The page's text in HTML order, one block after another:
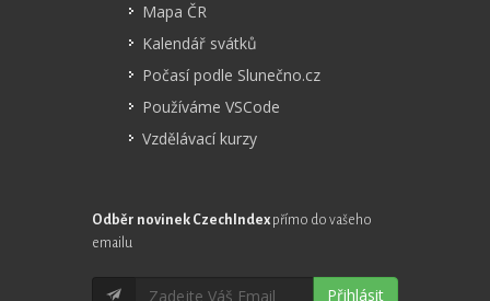
Mapa ČR
Kalendář svátků
Počasí podle Slunečno.cz
Používáme VSCode
Vzdělávací kurzy
Odběr novinek CzechIndex přímo do vašeho
emailu
Přihlásit